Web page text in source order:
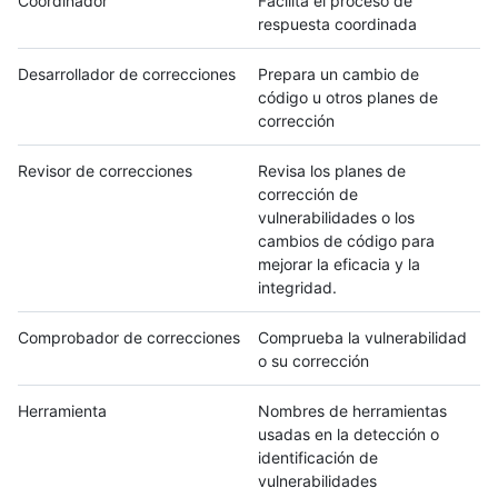
respuesta coordinada
Desarrollador de correcciones
Prepara un cambio de
código u otros planes de
corrección
Revisor de correcciones
Revisa los planes de
corrección de
vulnerabilidades o los
cambios de código para
mejorar la eficacia y la
integridad.
Comprobador de correcciones
Comprueba la vulnerabilidad
o su corrección
Herramienta
Nombres de herramientas
usadas en la detección o
identificación de
vulnerabilidades